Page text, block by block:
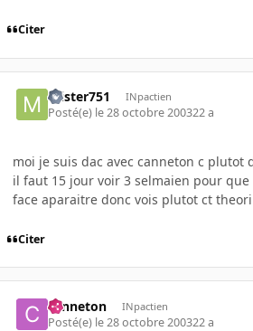
Citer
mister751 INpactien
Posté(e) le 28 octobre 200322 a
moi je suis dac avec canneton c plutot
il faut 15 jour voir 3 selmaien pour
face aparaitre donc vois plutot ct theori
Citer
canneton INpactien
Posté(e) le 28 octobre 200322 a